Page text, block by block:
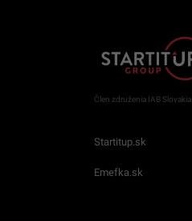
Člen združenia IAB Slovakia
Startitup.sk
Emefka.sk